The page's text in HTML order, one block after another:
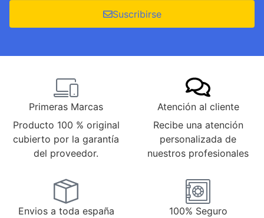
Suscribirse
Primeras Marcas
Producto 100 % original
cubierto por la garantía
del proveedor.
Atención al cliente
Recibe una atención
personalizada de
nuestros profesionales
Envios a toda españa
100% Seguro